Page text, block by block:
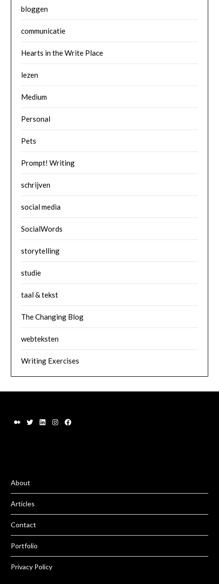
bloggen
communicatie
Hearts in the Write Place
lezen
Medium
Personal
Pets
Prompt! Writing
schrijven
social media
SocialWords
storytelling
studie
taal & tekst
The Changing Blog
webteksten
Writing Exercises
About
Articles
Contact
Portfolio
Privacy Policy